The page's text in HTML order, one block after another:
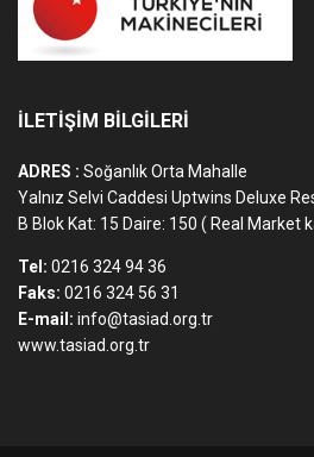
İLETİŞİM BİLGİLERİ
ADRES : Soğanlık Orta Mahalle
Yalnız Selvi Caddesi Uptwins Deluxe
B Blok Kat: 15 Daire: 150 ( Real Market
Tel: 0216 324 94 36
Faks: 0216 324 56 31
E-mail: info@tasiad.org.tr
www.tasiad.org.tr